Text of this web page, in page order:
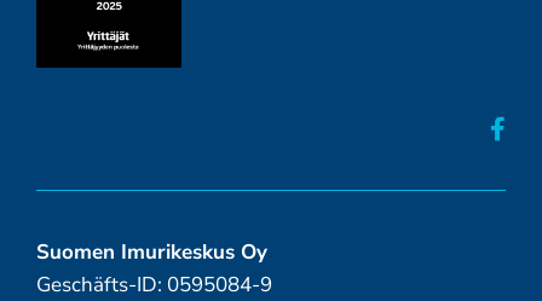
Suomen Imurikeskus Oy
Geschäfts-ID: 0595084-9